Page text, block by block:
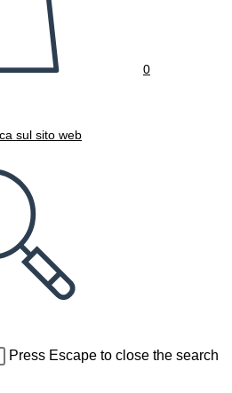
0
sul sito web
Press Escape to close the search